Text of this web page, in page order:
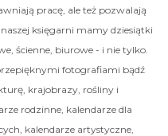
pracę, ale też pozwalają
księgarni mamy dziesiątki
ścienne, biurowe - i nie tylko.
fotografiami bądź
krajobrazy, rośliny i
rodzinne, kalendarze dla
kalendarze artystyczne,